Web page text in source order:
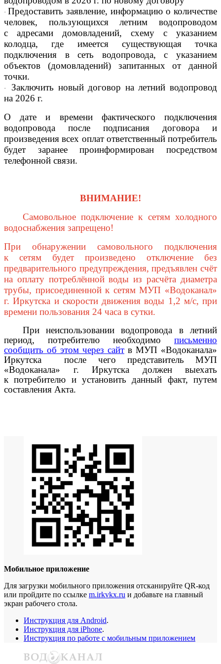
· Предоставить заявление, информацию о количестве
человек, пользующихся летним водопроводом
с адресами домовладений, схему с указанием
колодца, где имеется существующая точка
подключения в сеть водопровода, с указанием
объектов (домовладений) запитанных от данной
точки.
·
Заключить новый договор на летний водопровод
на 2026 г.
О дате и времени фактического подключения
водопровода после подписания договора и
произведения всех оплат ответственный потребитель
будет заранее проинформирован посредством
телефонной связи.
ВНИМАНИЕ!
Самовольное подключение к сетям холодного
водоснабжения запрещено!
При обнаружении самовольного подключения
к сетям будет произведено отключение без
предварительного предупреждения, предъявлен счёт
на оплату потреблённой воды из расчёта диаметра
трубы, присоединенной к сетям МУП «Водоканал»
г. Иркутска и скорости движения воды 1,2 м/с, при
времени пользования 24 часа в сутки.
При неиспользовании водопровода в летний
период, потребителю необходимо письменно
сообщить об этом через сайт в МУП «Водоканала»
Иркутска после чего представитель МУП
«Водоканала» г. Иркутска должен выехать
к потребителю и установить данный факт, путем
составления Акта.
Мобильное приложение
Для загрузки мобильного приложения отсканируйте QR-код
или пройдите по ссылке m.irkvkx.ru и добавьте на главный
экран рабочего стола.
Инструкция для Android.
Инструкция для iPhone.
Инструкция по работе с мобильным приложением